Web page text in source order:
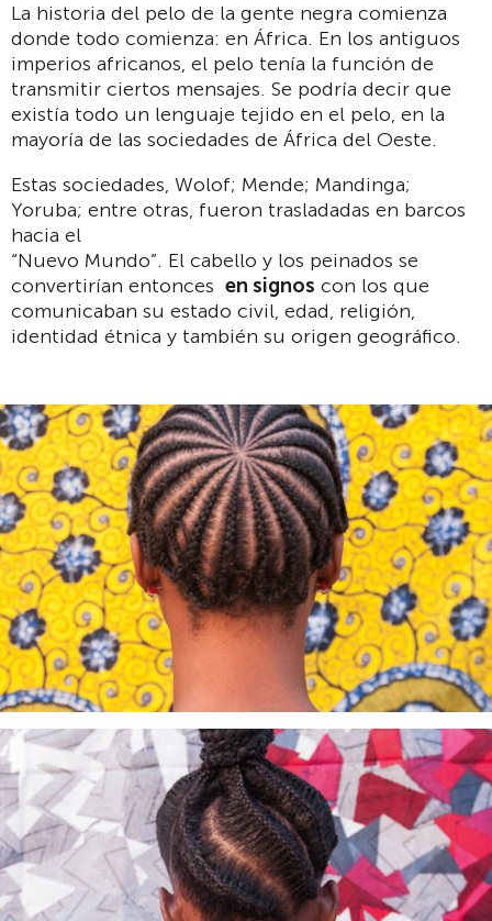
La historia del pelo de la gente negra comienza
donde todo comienza: en África. En los antiguos
imperios africanos, el pelo tenía la función de
transmitir ciertos mensajes. Se podría decir que
existía todo un lenguaje tejido en el pelo, en la
mayoría de las sociedades de África del Oeste.
Estas sociedades, Wolof; Mende; Mandinga;
Yoruba; entre otras, fueron trasladadas en barcos
hacia el
“Nuevo Mundo”. El cabello y los peinados se
convertirían entonces en signos con los que
comunicaban su estado civil, edad, religión,
identidad étnica y también su origen geográfico.